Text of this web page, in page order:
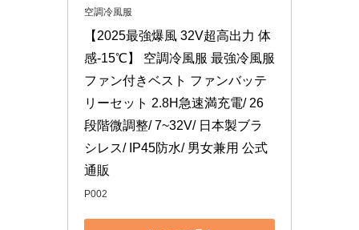
空調冷風服
【2025最強爆風 32V超高出力 体
感-15℃】 空調冷風服 最強冷風服
ファン付きベスト ファンバッテ
リーセット 2.8H急速満充電/ 26
段階微調整/ 7~32V/ 日本製ブラ
シレス/ IP45防水/ 男女兼用 公式
通販
P002